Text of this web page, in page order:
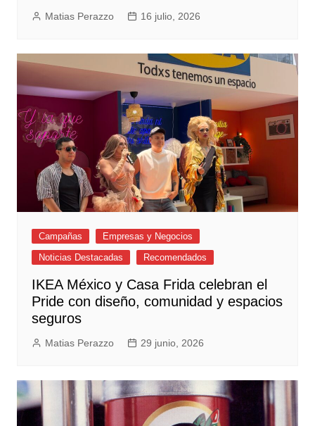
Matias Perazzo 16 julio, 2026
Campañas
Empresas y Negocios
Noticias Destacadas
Recomendados
IKEA México y Casa Frida celebran el
Pride con diseño, comunidad y espacios
seguros
Matias Perazzo 29 junio, 2026